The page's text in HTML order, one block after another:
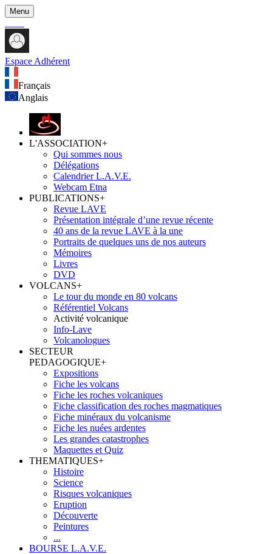
Menu
Espace Adhérent
Français
Anglais
L'ASSOCIATION+
Qui sommes nous
Délégations
Calendrier L.A.V.E.
Webcam Etna
PUBLICATIONS+
Revue LAVE
Présentation intégrale d’une revue récente
40 ans de la revue LAVE à la une
Portraits de quelques uns de nos auteurs
Mémoires
Livres
DVD
VOLCANS+
Le tour du monde en 80 volcans
Référentiel Volcans
Activité volcanique
Info-Lave
Volcanologues
SECTEUR
PEDAGOGIQUE+
Expositions
Fiche les volcans
Fiche les roches volcaniques
Fiche classification des roches magmatiques
Fiche minéraux du volcanisme
Fiche les nuées ardentes
Les grandes catastrophes
Maquettes et Quiz
THEMATIQUES+
Histoire
Science
Risques volcaniques
Eruption
Découverte
Peintures
...
BOURSE L.A.V.E.